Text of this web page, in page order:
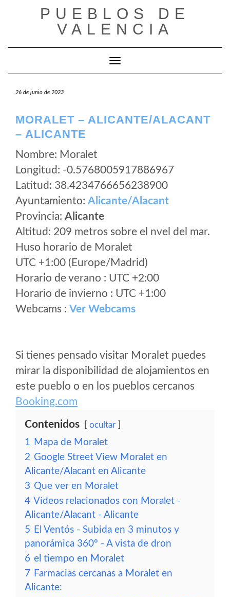
PUEBLOS DE
VALENCIA
Cambiar modo de navegación
26 de junio de 2023
MORALET – ALICANTE/ALACANT
– ALICANTE
Nombre: Moralet
Longitud: -0.5768005917886967
Latitud: 38.4234766656238900
Ayuntamiento: Alicante/Alacant
Provincia: Alicante
Altitud: 209 metros sobre el nvel del mar.
Huso horario de Moralet
UTC +1:00 (Europe/Madrid)
Horario de verano : UTC +2:00
Horario de invierno : UTC +1:00
Webcams : Ver Webcams
Si tienes pensado visitar Moralet puedes
mirar la disponibilidad de alojamientos en
este pueblo o en los pueblos cercanos
Booking.com
Contenidos ocultar
1 Mapa de Moralet
2 Google Street View Moralet en
Alicante/Alacant en Alicante
3 Que ver en Moralet
4 Vídeos relacionados con Moralet -
Alicante/Alacant - Alicante
5 El Ventós - Subida en 3 minutos y
panorámica 360º - A vista de dron
6 el tiempo en Moralet
7 Farmacias cercanas a Moralet en
Alicante: